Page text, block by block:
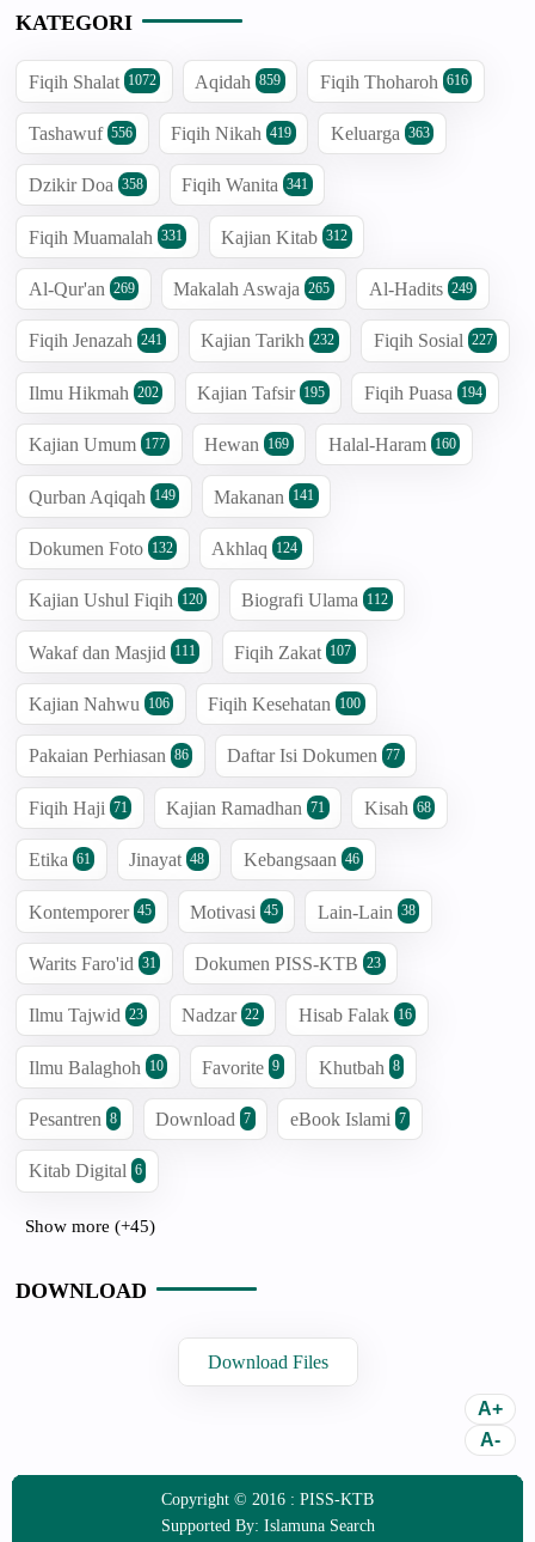
KATEGORI
Fiqih Shalat 1072 Aqidah 859 Fiqih Thoharoh 616
Tashawuf 556 Fiqih Nikah 419 Keluarga 363
Dzikir Doa 358 Fiqih Wanita 341
Fiqih Muamalah 331 Kajian Kitab 312
Al-Qur'an 269 Makalah Aswaja 265 Al-Hadits 249
Fiqih Jenazah 241 Kajian Tarikh 232 Fiqih Sosial 227
Ilmu Hikmah 202 Kajian Tafsir 195 Fiqih Puasa 194
Kajian Umum 177 Hewan 169 Halal-Haram 160
Qurban Aqiqah 149 Makanan 141
Dokumen Foto 132 Akhlaq 124
Kajian Ushul Fiqih 120 Biografi Ulama 112
Wakaf dan Masjid 111 Fiqih Zakat 107
Kajian Nahwu 106 Fiqih Kesehatan 100
Pakaian Perhiasan 86 Daftar Isi Dokumen 77
Fiqih Haji 71 Kajian Ramadhan 71 Kisah 68
Etika 61 Jinayat 48 Kebangsaan 46
Kontemporer 45 Motivasi 45 Lain-Lain 38
Warits Faro'id 31 Dokumen PISS-KTB 23
Ilmu Tajwid 23 Nadzar 22 Hisab Falak 16
Ilmu Balaghoh 10 Favorite 9 Khutbah 8
Pesantren 8 Download 7 eBook Islami 7
Kitab Digital 6
Show more (+45)
DOWNLOAD
Download Files
Copyright © 2016 : PISS-KTB
Supported By: Islamuna Search